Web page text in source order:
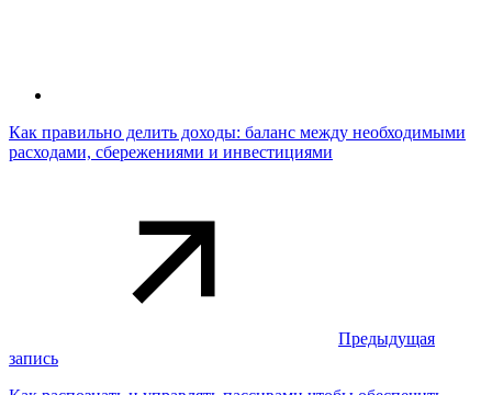
Как правильно делить доходы: баланс между необходимыми
расходами, сбережениями и инвестициями
Предыдущая
запись